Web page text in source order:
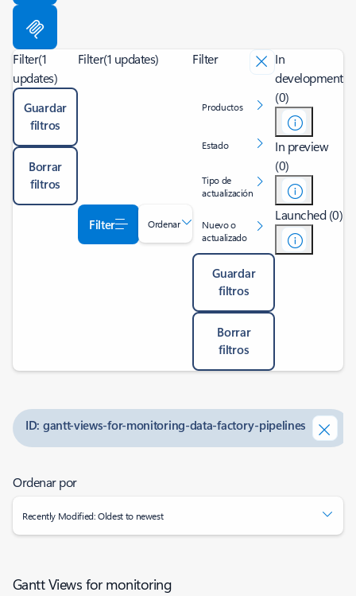
Filter(1
updates)
Guardar
filtros
Borrar
filtros
Filter(1 updates)
Filter Ordenar
Filter
Productos
Estado
Tipo de
actualización
Nuevo o
actualizado
Guardar
filtros
Borrar
filtros
In
development
(0)
In preview
(0)
Launched (0)
ID: gantt-views-for-monitoring-data-factory-pipelines
Ordenar por
Recently Modified: Oldest to newest
Gantt Views for monitoring